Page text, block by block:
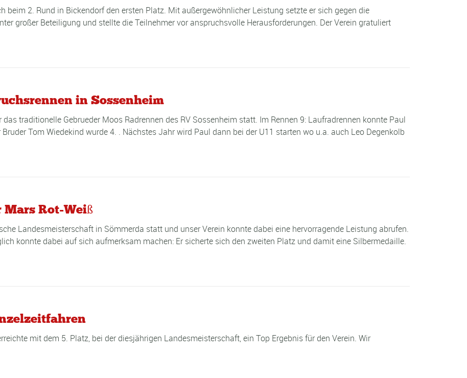
beim 2. Rund in Bickendorf den ersten Platz. Mit außergewöhnlicher Leistung setzte er sich gegen die
großer Beteiligung und stellte die Teilnehmer vor anspruchsvolle Herausforderungen. Der Verein gratuliert
in Sossenheim
traditionelle Gebrueder Moos Radrennen des RV Sossenheim statt. Im Rennen 9: Laufradrennen konnte Paul
Tom Wiedekind wurde 4. . Nächstes Jahr wird Paul dann bei der U11 starten wo u.a. auch Leo Degenkolb
Rot-Weiß
Landesmeisterschaft in Sömmerda statt und unser Verein konnte dabei eine hervorragende Leistung abrufen.
konnte dabei auf sich aufmerksam machen: Er sicherte sich den zweiten Platz und damit eine Silbermedaille.
mit dem 5. Platz, bei der diesjährigen Landesmeisterschaft, ein Top Ergebnis für den Verein. Wir